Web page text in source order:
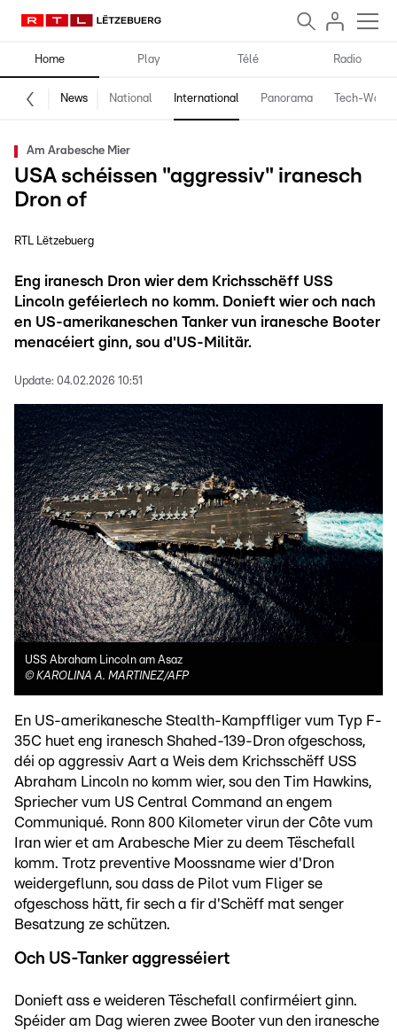
Home Play Télé Radio
News National International Panorama Tech-World
Am Arabesche Mier
USA schéissen "aggressiv" iranesch
Dron of
RTL Lëtzebuerg
Eng iranesch Dron wier dem Krichsschëff USS
Lincoln geféierlech no komm. Donieft wier och nach
en US-amerikaneschen Tanker vun iranesche Booter
menacéiert ginn, sou d'US-Militär.
Update: 04.02.2026 10:51
USS Abraham Lincoln am Asaz
© KAROLINA A. MARTINEZ/AFP
En US-amerikanesche Stealth-Kampffliger vum Typ F-
35C huet eng iranesch Shahed-139-Dron ofgeschoss,
déi op aggressiv Aart a Weis dem Krichsschëff USS
Abraham Lincoln no komm wier, sou den Tim Hawkins,
Spriecher vum US Central Command an engem
Communiqué. Ronn 800 Kilometer virun der Côte vum
Iran wier et am Arabesche Mier zu deem Tëschefall
komm. Trotz preventive Moossname wier d'Dron
weidergeflunn, sou dass de Pilot vum Fliger se
ofgeschoss hätt, fir sech a fir d'Schëff mat senger
Besatzung ze schützen.
Och US-Tanker aggresséiert
Donieft ass e weideren Tëschefall confirméiert ginn.
Spéider am Dag wieren zwee Booter vun den iranesche